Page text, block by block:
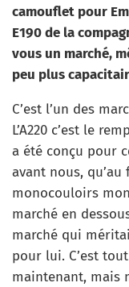
camouflet pour
E190 de la
vous un marché,
peu plus
C’est l’un des
L’A220 c’est le
a été conçu pour
avant nous,
monocouloirs
marché en
marché qui
pour lui. C’est
maintenant, mais